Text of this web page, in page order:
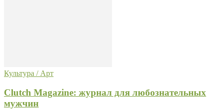
Культура / Арт
Clutch Magazine: журнал для любознательных
мужчин